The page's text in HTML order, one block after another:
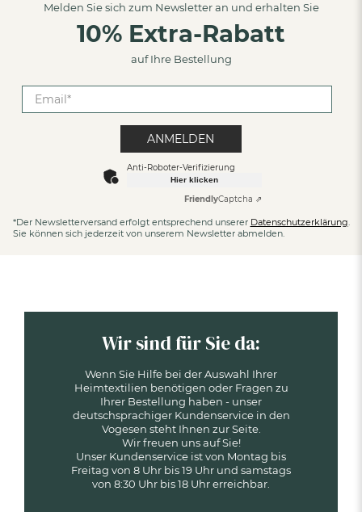
Melden Sie sich zum Newsletter an und erhalten Sie
10% Extra-Rabatt
auf Ihre Bestellung
ANMELDEN
Anti-Roboter-Verifizierung
Hier klicken
FriendlyCaptcha ⇗
*Der Newsletterversand erfolgt entsprechend unserer Datenschutzerklärung.
Sie können sich jederzeit von unserem Newsletter abmelden.
Wir sind für Sie da:
Wenn Sie Hilfe bei der Auswahl Ihrer
Heimtextilien benötigen oder Fragen zu
Ihrer Bestellung haben - unser
deutschsprachiger Kundenservice in den
Vogesen steht Ihnen zur Seite.
Wir freuen uns auf Sie!
Unser Kundenservice ist von Montag bis
Freitag von 8 Uhr bis 19 Uhr und samstags
von 8:30 Uhr bis 18 Uhr erreichbar.